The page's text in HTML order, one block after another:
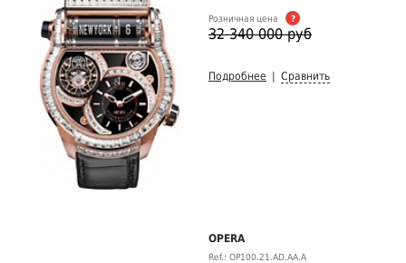
Розничная цена ?
32 340 000 руб
Подробнее Сравнить
OPERA
Ref.: OP100.21.AD.AA.A